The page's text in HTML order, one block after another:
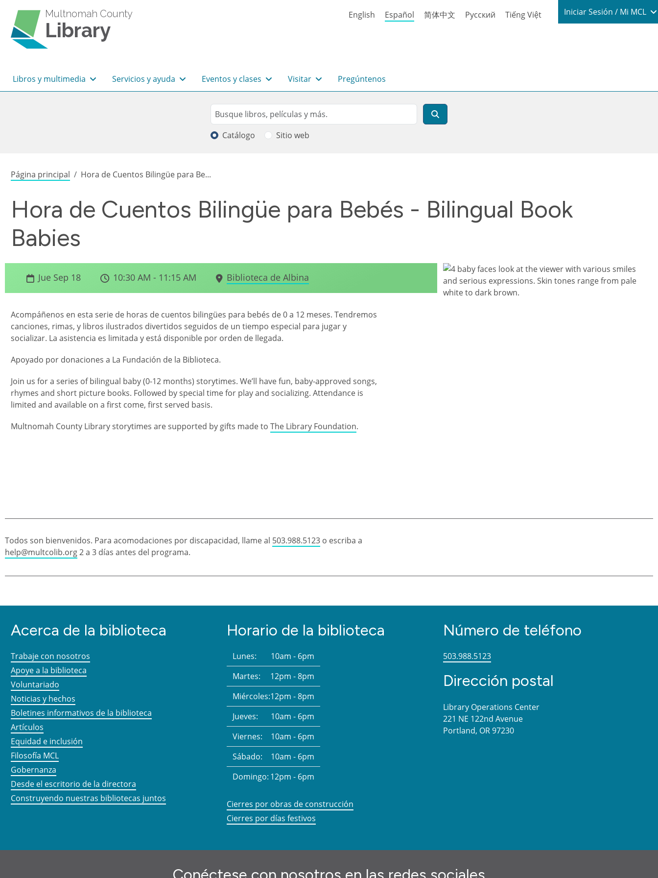
Multnomah County
Library
English Español 简体中文 Русский Tiếng Việt Login / My
Iniciar Sesión / Mi MCL
Navegación principal
Libros y multimedia Servicios y ayuda Eventos y clases Visitar Pregúntenos
Search
Buscar
Catálogo Sitio web
Sobrescribir enlaces de ayuda a la navegación
Página principal Hora de Cuentos Bilingüe para Be...
Hora de Cuentos Bilingüe para Bebés - Bilingual Book
Babies
Jue Sep 18 10:30 AM - 11:15 AM Biblioteca de Albina
Acompáñenos en esta serie de horas de cuentos bilingües para bebés de 0 a 12 meses. Tendremos
canciones, rimas, y libros ilustrados divertidos seguidos de un tiempo especial para jugar y
socializar. La asistencia es limitada y está disponible por orden de llegada.
Apoyado por donaciones a La Fundación de la Biblioteca.
Join us for a series of bilingual baby (0-12 months) storytimes. We’ll have fun, baby-approved songs,
rhymes and short picture books. Followed by special time for play and socializing. Attendance is
limited and available on a first come, first served basis.
Multnomah County Library storytimes are supported by gifts made to The Library Foundation.
Todos son bienvenidos. Para acomodaciones por discapacidad, llame al 503.988.5123 o escriba a
help@multcolib.org2 a 3 días antes del programa.
Acerca de la biblioteca
Trabaje con nosotros
Apoye a la biblioteca
Voluntariado
Noticias y hechos
Boletines informativos de la biblioteca
Artículos
Equidad e inclusión
Filosofía MCL
Gobernanza
Desde el escritorio de la directora
Construyendo nuestras bibliotecas juntos
Horario de la biblioteca
Lunes:
10am - 6pm
Martes:
12pm - 8pm
Miércoles:12pm - 8pm
Jueves:
10am - 6pm
Viernes:
10am - 6pm
Sábado:
10am - 6pm
Domingo: 12pm - 6pm
Cierres por obras de construcción
Cierres por días festivos
Número de teléfono
503.988.5123
Dirección postal
Library Operations Center
221 NE 122nd Avenue
Portland, OR 97230